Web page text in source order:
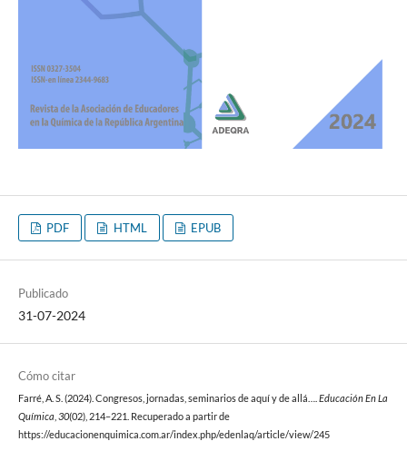
PDF HTML EPUB
Publicado
31-07-2024
Cómo citar
Farré, A. S. (2024). Congresos, jornadas, seminarios de aquí y de allá…. Educación En La
Química 30(02), 214–221. Recuperado a partir de
https://educacionenquimica.com.ar/index.php/edenlaq/article/view/245